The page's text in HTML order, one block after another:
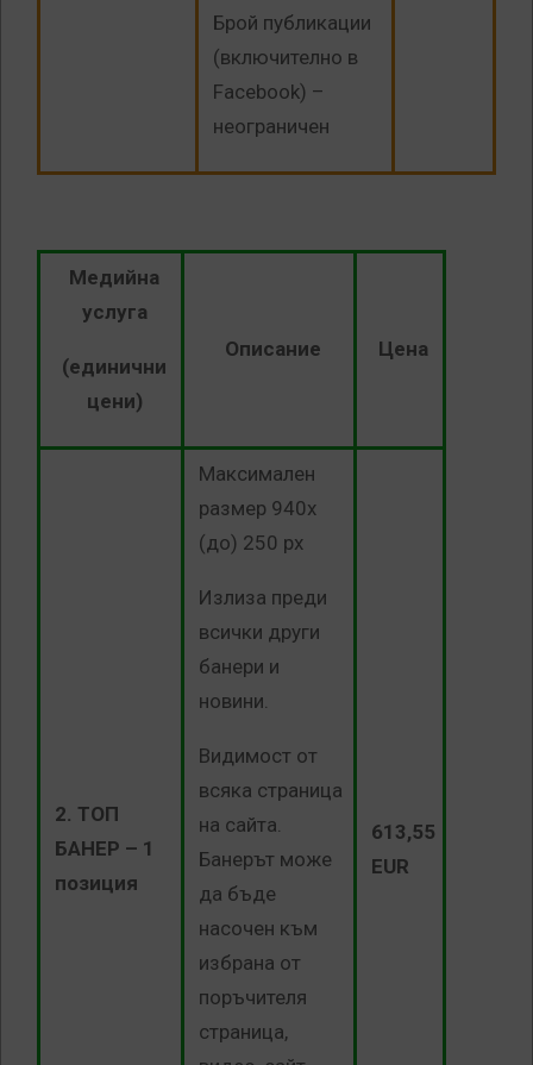
Брой публикации
(включително в
Facebook) –
неограничен
Медийна
услуга
(единични
цени)
Описание Цена
2. ТОП
БАНЕР – 1
позиция
Максимален
размер 940х
(до) 250 рх
Излиза преди
всички други
банери и
новини.
Видимост от
всяка страница
на сайта.
Банерът може
да бъде
насочен към
избрана от
поръчителя
страница,
613,55
EUR